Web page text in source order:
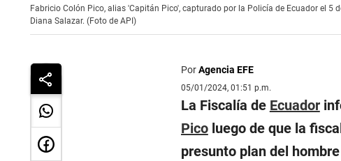
Fabricio Colón Pico, alias 'Capitán Pico', capturado por la Policía de Ecuador el
Diana Salazar. (Foto de API)
PorAgencia EFE
05/01/2024, 01:51 p.m.
La Fiscalía de Ecuador
Picoluego de que la
presunto plan del